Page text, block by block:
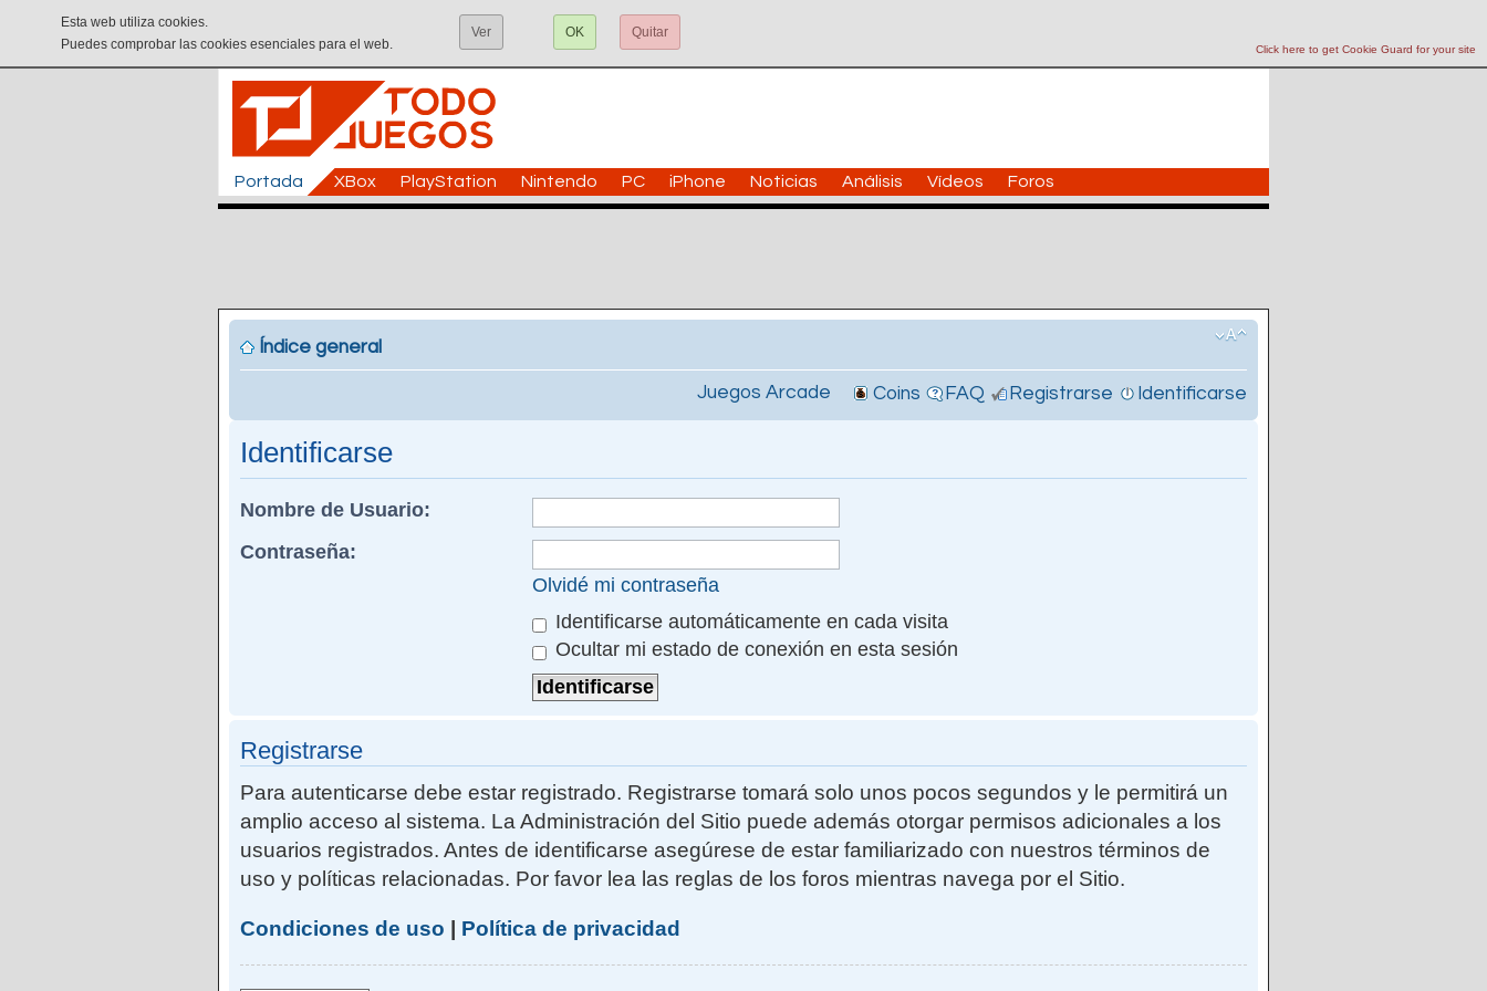
Click here to get Cookie Guard for your site
Esta web utiliza cookies.
Puedes comprobar las cookies esenciales para el web.
Ver OK Quitar
Portada XBox PlayStation Nintendo PC iPhone Noticias Análisis Vídeos Foros
Índice general
Juegos Arcade Coins FAQ Registrarse Identificarse
Identificarse
Nombre de Usuario:
Contraseña:
Olvidé mi contraseña
Identificarse automáticamente en cada visita
Ocultar mi estado de conexión en esta sesión
Registrarse
Para autenticarse debe estar registrado. Registrarse tomará solo unos pocos segundos y le permitirá un
amplio acceso al sistema. La Administración del Sitio puede además otorgar permisos adicionales a los
usuarios registrados. Antes de identificarse asegúrese de estar familiarizado con nuestros términos de
uso y políticas relacionadas. Por favor lea las reglas de los foros mientras navega por el Sitio.
Condiciones de uso Política de privacidad